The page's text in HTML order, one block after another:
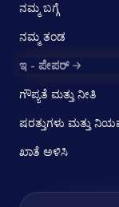
ನಮ್ಮ ಬಗ್ಗೆ
ನಮ್ಮ ತಂಡ
ಇ - ಪೇಪರ್
ಗೌಪ್ಯತೆ ಮತ್ತು ನೀತಿ
ಷರತ್ತುಗಳು ಮತ್ತು
ಖಾತೆ ಅಳಿಸಿ